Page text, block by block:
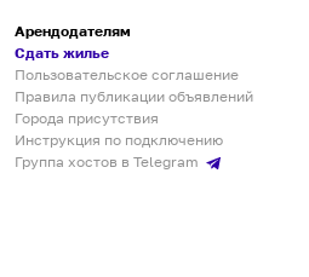
Арендодателям
Сдать жилье
Пользовательское соглашение
Правила публикации объявлений
Города присутствия
Инструкция по подключению
Группа хостов в Telegram